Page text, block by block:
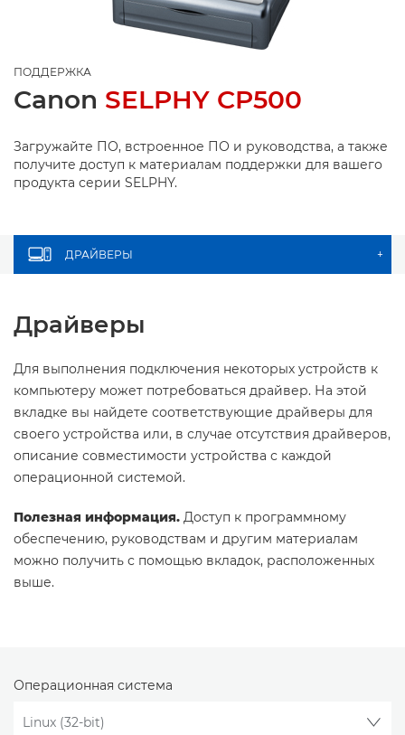
ПОДДЕРЖКА
Canon SELPHY CP500
Загружайте ПО, встроенное ПО и руководства, а также
получите доступ к материалам поддержки для вашего
продукта серии SELPHY.
ДРАЙВЕРЫ +
Драйверы
Для выполнения подключения некоторых устройств к
компьютеру может потребоваться драйвер. На этой
вкладке вы найдете соответствующие драйверы для
своего устройства или, в случае отсутствия драйверов,
описание совместимости устройства с каждой
операционной системой.
Полезная информация. Доступ к программному
обеспечению, руководствам и другим материалам
можно получить с помощью вкладок, расположенных
выше.
Операционная система